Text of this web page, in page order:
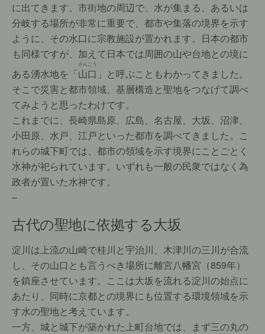
に出てきます。市街地の周辺で、水が集まる、あるいは
分岐する場所が非常に重要で、都市や集落の境界を示す
ように、その水口に宗教施設が置かれます。日本の都市
も同様ですが、加えて日本では周囲の山や台地との境に
ある湧水地を「山口
さんこう
」と呼ぶこともわかってきました。
そこで災害と都市領域、基層構造と聖地をつなげて調べ
てみようと思ったわけです。
これまでに、長崎県島原、広島、名古屋、大坂、沼津、
小田原、水戸、江戸といった都市を調べてきました。こ
れらの城下町では、都市の領域を示す境界にことごとく
水神が祀られています。いずれも一般の民衆ではなく為
政者が置いた水神です。
–
古代の聖地に依拠する大坂
淀川は上流の山崎で桂川と宇治川、木津川の三川が合流
し、その山口とも言うべき場所に離宮八幡宮（859年）
を鎮座させています。ここは大坂を流れる淀川の始点に
あたり、同時に京都との境界にも位置する環境領域を示
す水の聖地と考えています。
一方、城と城下が築かれた上町台地では、まず三の丸の